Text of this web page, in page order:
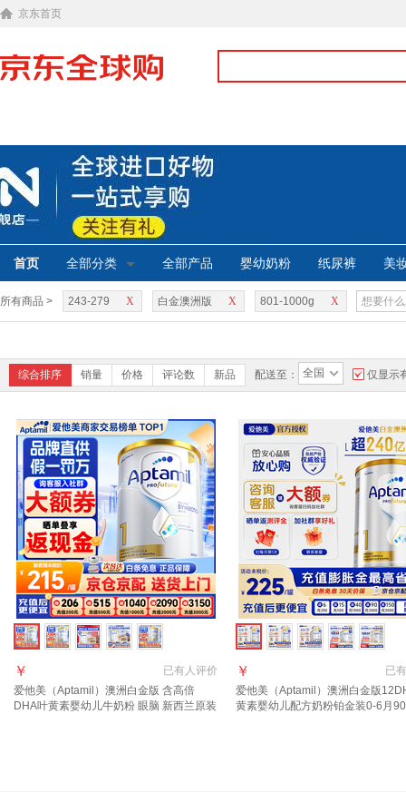
京东首页
首页 全部分类 全部产品 婴幼奶粉 纸尿裤 美
所有商品 > X
243-279 X
白金澳洲版 X
801-1000g
综合排序 销量 价格 评论数 新品 配送至： 全国 仅显示
已有人评价
￥
爱他美（Aptamil）澳洲白金版 含高倍
DHA叶黄素婴幼儿牛奶粉 眼脑 新西兰原装
已有
￥
爱他美（Aptamil）澳洲白金版
黄素婴幼儿配方奶粉铂金装0-6月